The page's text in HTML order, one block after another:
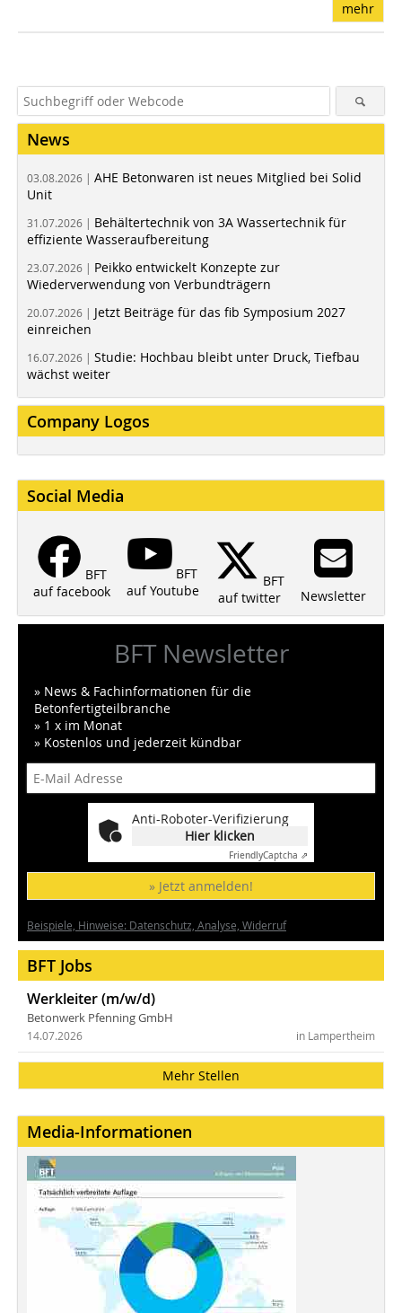
mehr
News
03.08.2026 | AHE Betonwaren ist neues Mitglied bei Solid
Unit
31.07.2026 | Behältertechnik von 3A Wassertechnik für
effiziente Wasseraufbereitung
23.07.2026 | Peikko entwickelt Konzepte zur
Wiederverwendung von Verbundträgern
20.07.2026 | Jetzt Beiträge für das fib Symposium 2027
einreichen
16.07.2026 | Studie: Hochbau bleibt unter Druck, Tiefbau
wächst weiter
Company Logos
Social Media
BFT
auf facebook
BFT
auf Youtube
BFT
auf twitter
Newsletter
BFT Newsletter
» News & Fachinformationen für die
Betonfertigteilbranche
» 1 x im Monat
» Kostenlos und jederzeit kündbar
Anti-Roboter-Verifizierung
Hier klicken
FriendlyCaptcha ⇗
» Jetzt anmelden!
Beispiele, Hinweise: Datenschutz, Analyse, Widerruf
BFT Jobs
Werkleiter (m/w/d)
Betonwerk Pfenning GmbH
in Lampertheim
14.07.2026
Mehr Stellen
Media-Informationen